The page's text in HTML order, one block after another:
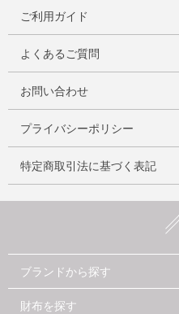
ご利用ガイド
よくあるご質問
お問い合わせ
プライバシーポリシー
特定商取引法に基づく表記
ブランドから探す
財布を探す